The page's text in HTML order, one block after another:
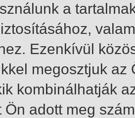
a
Ezenkívül
megosztjuk
kombinálhatják
Ön adott meg